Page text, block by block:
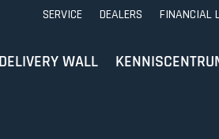
SERVICE DEALERS FINANCIAL
DELIVERY WALL